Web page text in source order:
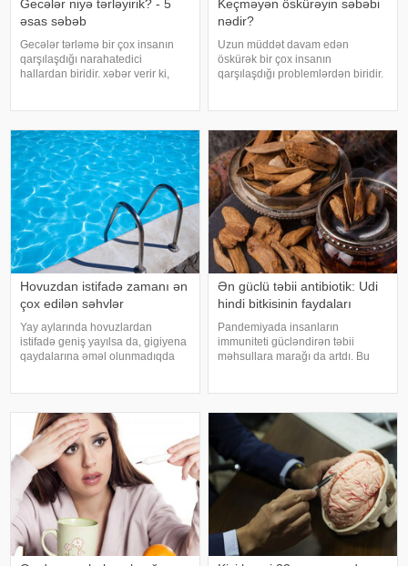
Gecələr niyə tərləyirik? - 5
əsas səbəb
Gecələr tərləmə bir çox insanın
qarşılaşdığı narahatedici
hallardan biridir. xəbər verir ki,
sağlamlıq problemlərinin əlamət
Keçməyən öskürəyin səbəbi
nədir?
Uzun müddət davam edən
öskürək bir çox insanın
qarşılaşdığı problemlərdən biridir.
hər zaman tənəffüs yolu
infeksiyası olmur
Hovuzdan istifadə zamanı ən
çox edilən səhvlər
Yay aylarında hovuzlardan
istifadə geniş yayılsa da, gigiyena
qaydalarına əməl olunmadıqda
sonra duş qəbul etmək, hovuz
kənarınd
Ən güclü təbii antibiotik: Udi
hindi bitkisinin faydaları
Pandemiyada insanların
immuniteti gücləndirən təbii
məhsullara marağı da artdı. Bu
hindi bitkisi nədir?. xəbər verir ki,